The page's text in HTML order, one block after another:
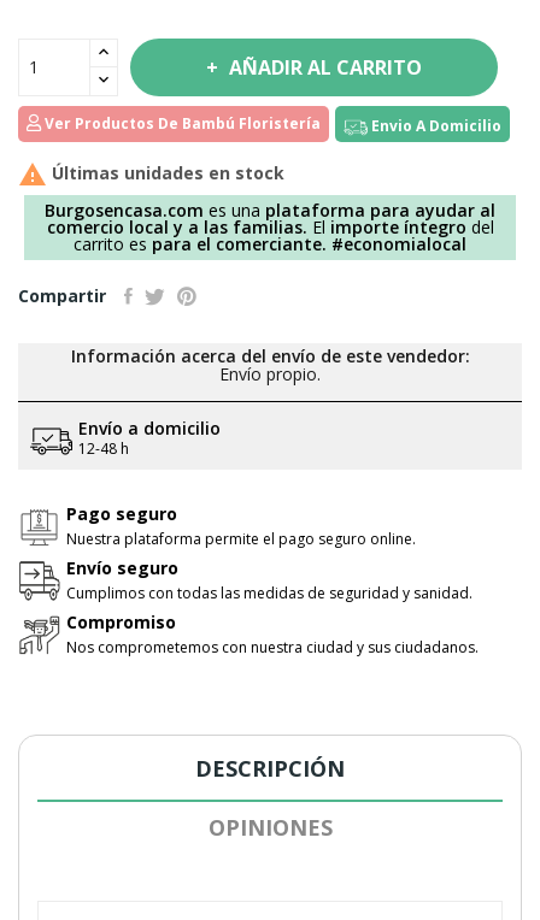
AÑADIR AL CARRITO
Ver Productos De Bambú Floristería Envio A Domicilio
 Últimas unidades en stock
Burgosencasa.com es una plataforma para ayudar al
comercio local y a las familias. El importe íntegro del
carrito es para el comerciante. #economialocal
Compartir
Información acerca del envío de este vendedor:
Envío propio.
Envío a domicilio
12-48 h
Pago seguro
Nuestra plataforma permite el pago seguro online.
Envío seguro
Cumplimos con todas las medidas de seguridad y sanidad.
Compromiso
Nos comprometemos con nuestra ciudad y sus ciudadanos.
DESCRIPCIÓN
OPINIONES